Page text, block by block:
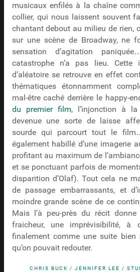
musicaux enfilés à la chaîne
collier, qui nous laissent souvent
chantant debout au milieu de rien,
sur une scène de Broadway, ne
sensation d’agitation
catastrophe n’a pas lieu. Cette
d’aléatoire se retrouve en effet
thématiques étonnamment
mal-être caché derrière le happy-
du premier film, l’injonction à
devenue une sorte de laisse
sourde qui parcourt tout le
également habillé d’une imagerie
profitant au maximum de
et se ponctuant parfois de
disparition d’Olaf). Tout cela ne
de passage embarrassants, et
moindre grande scène de ce
Mais l’à peu-près du récit
fraicheur, une imprévisibilité, à
finalement comme une suite bien
qu’on pouvait redouter.
CHRIS BUCK /JENNIFER LEE /